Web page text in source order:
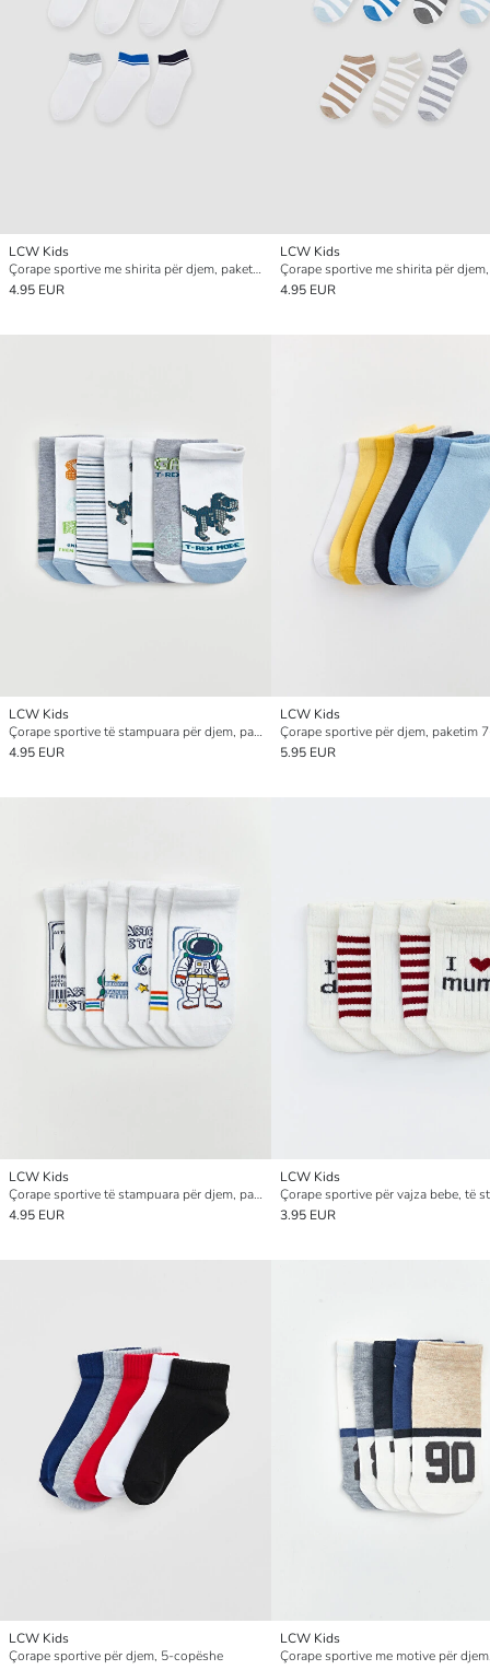
LCW Kids
Çorape sportive me shirita për djem, paketim 7-copësh
4.95 EUR
LCW Kids
4.95 EUR
LCW Kids
Çorape sportive të stampuara për djem, paketim 7-copësh
4.95 EUR
LCW Kids
5.95 EUR
LCW Kids
Çorape sportive të stampuara për djem, paketim 7-copësh
4.95 EUR
LCW Kids
3.95 EUR
LCW Kids
Çorape sportive për djem, 5-copëshe
LCW Kids